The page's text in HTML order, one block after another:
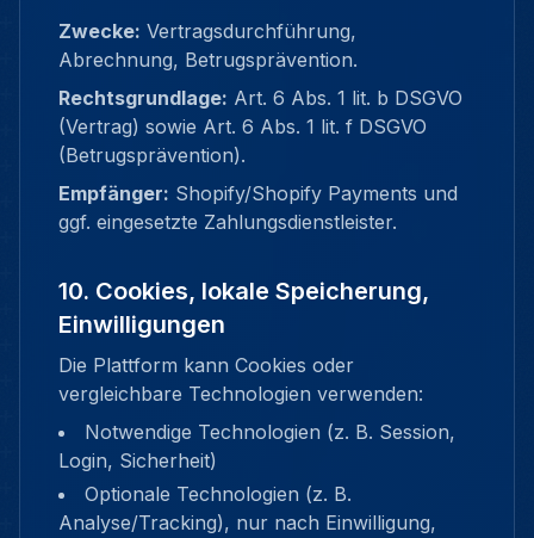
Zwecke: Vertragsdurchführung,
Abrechnung, Betrugsprävention.
Rechtsgrundlage: Art. 6 Abs. 1 lit. b DSGVO
(Vertrag) sowie Art. 6 Abs. 1 lit. f DSGVO
(Betrugsprävention).
Empfänger: Shopify/Shopify Payments und
ggf. eingesetzte Zahlungsdienstleister.
10. Cookies, lokale Speicherung,
Einwilligungen
Die Plattform kann Cookies oder
vergleichbare Technologien verwenden:
Notwendige Technologien (z. B. Session,
Login, Sicherheit)
Optionale Technologien (z. B.
Analyse/Tracking), nur nach Einwilligung,